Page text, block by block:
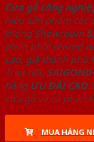
Cửa gỗ công
hiệu sản phẩm
thống Showroom
phân phối những
cao, giá thành phù
Trên hết,
hàng ƯU ĐÃI CAO
cửa gỗ và cả phân
MUA HÀNG